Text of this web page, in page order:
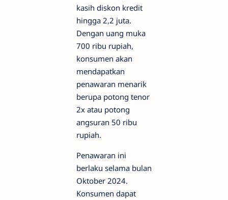
kasih diskon kredit
hingga 2,2 juta.
Dengan uang muka
700 ribu rupiah,
konsumen akan
mendapatkan
penawaran menarik
berupa potong tenor
2x atau potong
angsuran 50 ribu
rupiah.
Penawaran ini
berlaku selama bulan
Oktober 2024.
Konsumen dapat